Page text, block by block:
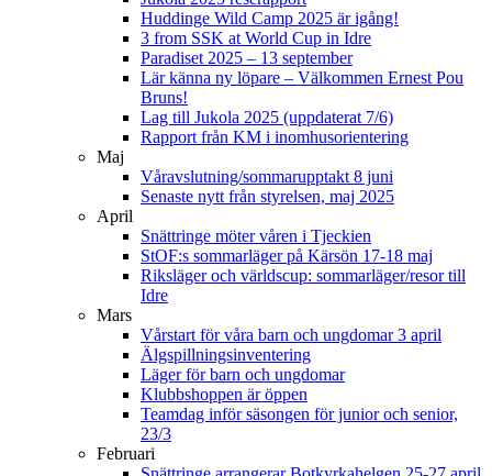
Huddinge Wild Camp 2025 är igång!
3 from SSK at World Cup in Idre
Paradiset 2025 – 13 september
Lär känna ny löpare – Välkommen Ernest Pou
Bruns!
Lag till Jukola 2025 (uppdaterat 7/6)
Rapport från KM i inomhusorientering
Maj
Våravslutning/sommarupptakt 8 juni
Senaste nytt från styrelsen, maj 2025
April
Snättringe möter våren i Tjeckien
StOF:s sommarläger på Kärsön 17-18 maj
Riksläger och världscup: sommarläger/resor till
Idre
Mars
Vårstart för våra barn och ungdomar 3 april
Älgspillningsinventering
Läger för barn och ungdomar
Klubbshoppen är öppen
Teamdag inför säsongen för junior och senior,
23/3
Februari